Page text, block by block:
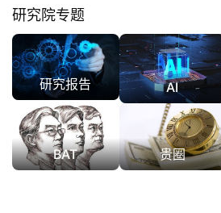
研究院专题
研究报告 AI
BAT 贵圈